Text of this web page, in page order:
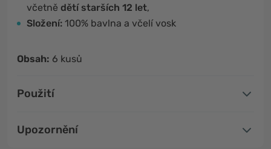
včetně dětí starších 12 let,
Složení: 100% bavlna a včelí vosk
Obsah: 6 kusů
Použití
Upozornění